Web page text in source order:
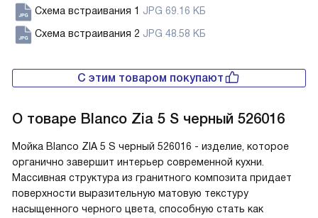
Схема встраивания 1 JPG 69.16 КБ
Схема встраивания 2 JPG 48.58 КБ
С этим товаром покупают
О товаре Blanco Zia 5 S черный 526016
Мойка Blanco ZIA 5 S черный 526016 - изделие, которое
органично завершит интерьер современной кухни.
Массивная структура из гранитного композита придает
поверхности выразительную матовую текстуру
насыщенного черного цвета, способную стать как